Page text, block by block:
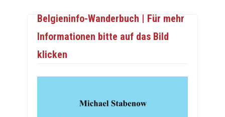
Belgieninfo-Wanderbuch | Für mehr
Informationen bitte auf das Bild
klicken